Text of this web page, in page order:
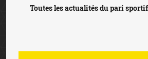
Toutes les actualités du pari